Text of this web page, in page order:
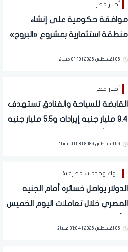
أخبار مصر
موافقة حكومية على إنشاء
منطقة استثمارية بمشروع «البروج»
06 اغسطس 2026 | 01:10 مساءً
أخبار مصر
القابضة للسياحة والفنادق تستهدف
9.4 مليار جنيه إيرادات و5.5 مليار جنيه
06 اغسطس 2026 | 01:08 مساءً
بنوك وخدمات مصرفية
الدولار يواصل خسائره أمام الجنيه
المصري خلال تعاملات اليوم الخميس
06 اغسطس 2026 | 01:04 مساءً